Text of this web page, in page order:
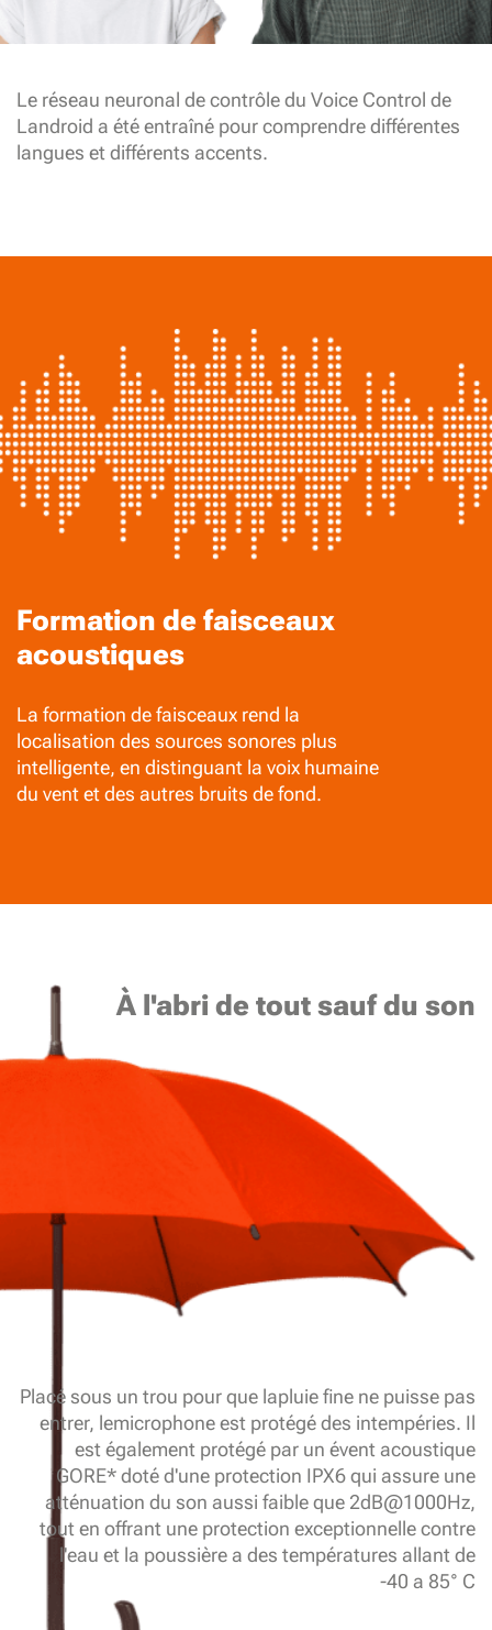
Le réseau neuronal de contrôle du Voice Control de
Landroid a été entraîné pour comprendre différentes
langues et différents accents.
Formation de faisceaux
acoustiques
La formation de faisceaux rend la
localisation des sources sonores plus
intelligente, en distinguant la voix humaine
du vent et des autres bruits de fond.
À l'abri de tout sauf du son
Placé sous un trou pour que lapluie fine ne puisse pas
entrer, lemicrophone est protégé des intempéries. Il
est également protégé par un évent acoustique
GORE* doté d'une protection IPX6 qui assure une
atténuation du son aussi faible que 2dB@1000Hz,
tout en offrant une protection exceptionnelle contre
l'eau et la poussière a des températures allant de
-40 a 85° C